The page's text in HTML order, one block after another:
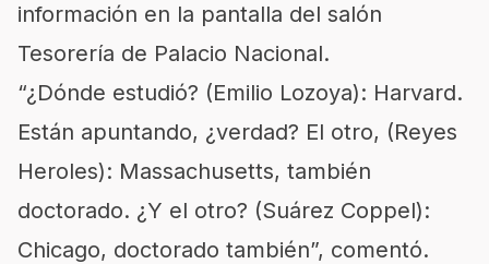
información en la pantalla del salón
Tesorería de Palacio Nacional.
¿Dónde estudió? (Emilio Lozoya): Harvard.
Están apuntando, ¿verdad? El otro, (Reyes
Heroles): Massachusetts, también
doctorado. ¿Y el otro? (Suárez Coppel):
Chicago, doctorado también , comentó.